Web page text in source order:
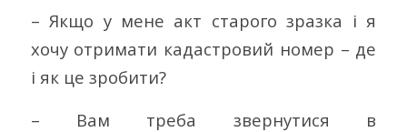
– Якщо у мене акт старого зразка і я
хочу отримати кадастровий номер – де
і як це зробити?
– Вам треба звернутися в